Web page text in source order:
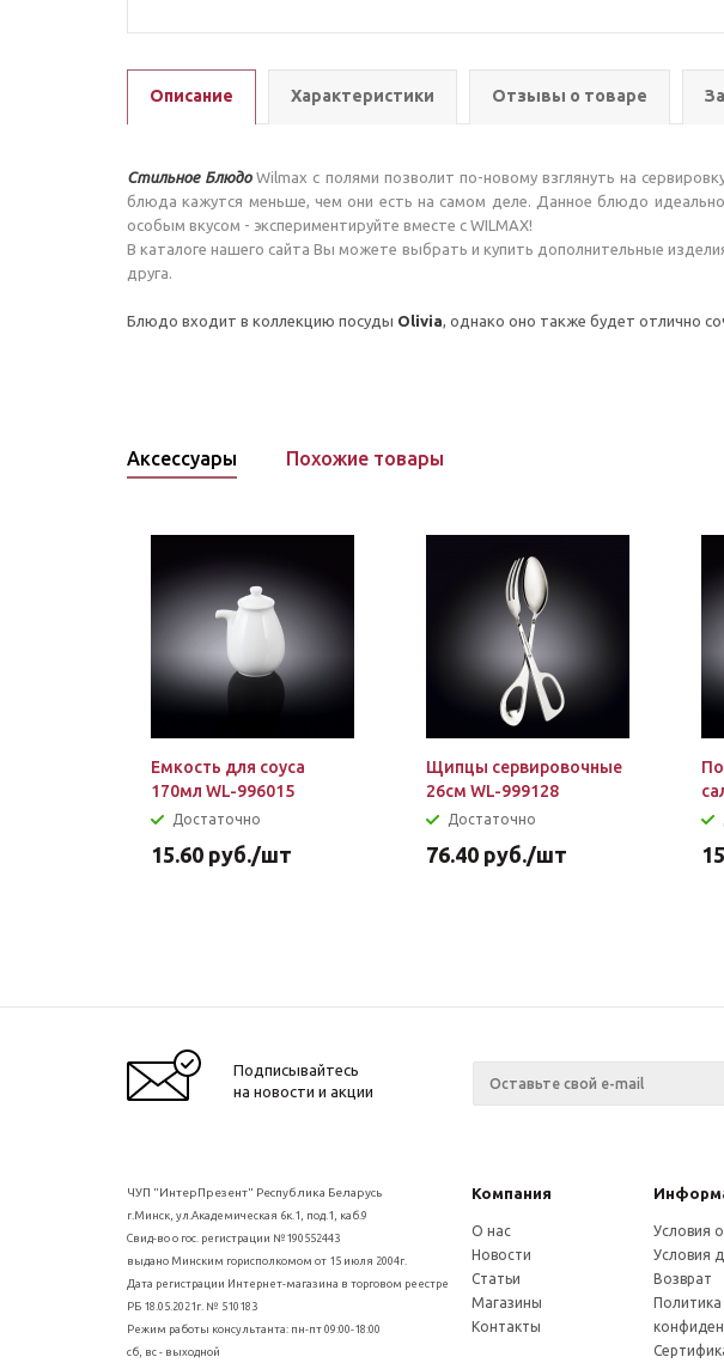
Описание Характеристики Отзывы о товаре
Стильное БлюдоWilmax с полями позволит по-новому взглянуть на
блюда кажутся меньше, чем они есть на самом деле. Данное блюдо
особым вкусом - экспериментируйте вместе с WILMAX!
В каталоге нашего сайта Вы можете выбрать и купить дополнительные
друга.
Блюдо входит в коллекцию посуды Olivia, однако оно также будет отлично
Аксессуары Похожие товары
Емкость для соуса
170мл WL-996015
Достаточно
15.60 руб./шт
Щипцы сервировочные
26см WL-999128
Достаточно
76.40 руб./шт 15
Подписывайтесь
на новости и акции
ЧУП "ИнтерПрезент" Республика Беларусь
г.Минск, ул.Академическая 6к.1, под.1, каб.9
Свид-во о гос. регистрации №190552443
выдано Минским горисполкомом от 15 июля 2004г.
Дата регистрации Интернет-магазина в торговом реестре
РБ 18.05.2021г. № 510183
Режим работы консультанта: пн-пт 09:00-18:00
сб, вс - выходной
Компания
О нас
Новости
Статьи
Магазины
Контакты
Условия
Условия
Возврат
Политика